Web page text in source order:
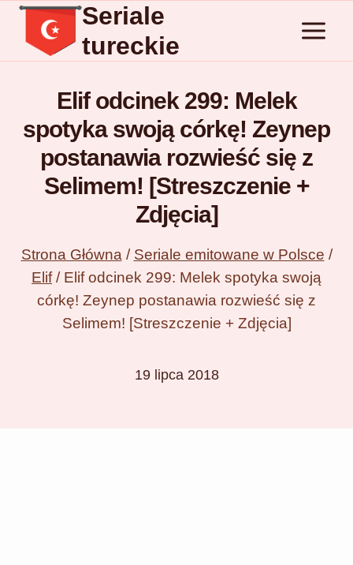
Przejdź
treści
Seriale
tureckie
Elif odcinek 299: Melek
spotyka swoją córkę! Zeynep
postanawia rozwieść się z
Selimem! [Streszczenie +
Zdjęcia]
Strona Główna / Seriale emitowane w Polsce /
Elif / Elif odcinek 299: Melek spotyka swoją
córkę! Zeynep postanawia rozwieść się z
Selimem! [Streszczenie + Zdjęcia]
19 lipca 2018